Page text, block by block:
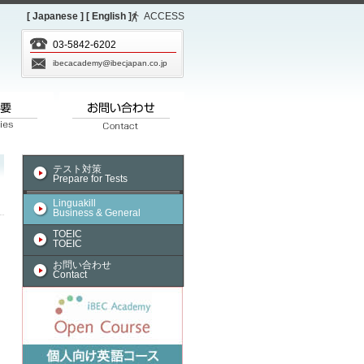
[ Japanese ] [ English ] ACCESS
03-5842-6202
ibecacademy@ibecjapan.co.jp
テスト対策
Prepare for Tests
Linguakill
Business & General
TOEIC
TOEIC
お問い合わせ
Contact